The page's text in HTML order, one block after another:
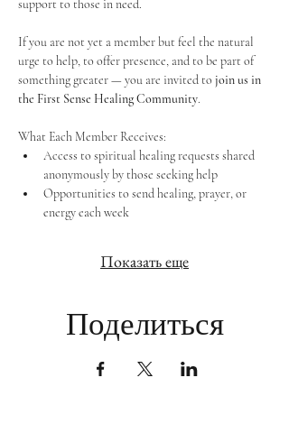
support to those in need.
If you are not yet a member but feel the natural
urge to help, to offer presence, and to be part of
something greater — you are invited to join us in
the First Sense Healing Community.
What Each Member Receives:
Access to spiritual healing requests shared
anonymously by those seeking help
Opportunities to send healing, prayer, or
energy each week
Показать еще
Поделиться